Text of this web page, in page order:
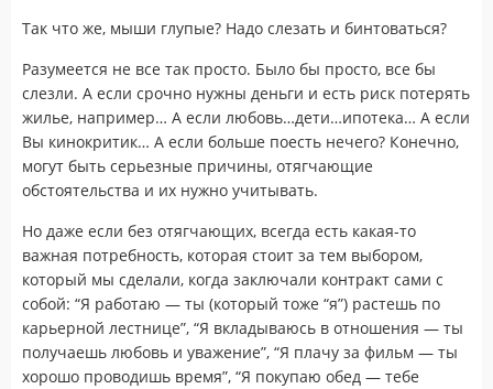
Так что же, мыши глупые? Надо слезать и бинтоваться?
Разумеется не все так просто. Было бы просто, все бы
слезли. А если срочно нужны деньги и есть риск потерять
жилье, например… А если любовь…дети…ипотека… А если
Вы кинокритик… А если больше поесть нечего? Конечно,
могут быть серьезные причины, отягчающие
обстоятельства и их нужно учитывать.
Но даже если без отягчающих, всегда есть какая-то
важная потребность, которая стоит за тем выбором,
который мы сделали, когда заключали контракт сами с
собой: “Я работаю — ты (который тоже “я”) растешь по
карьерной лестнице”, “Я вкладываюсь в отношения — ты
получаешь любовь и уважение”, “Я плачу за фильм — ты
хорошо проводишь время”, “Я покупаю обед — тебе